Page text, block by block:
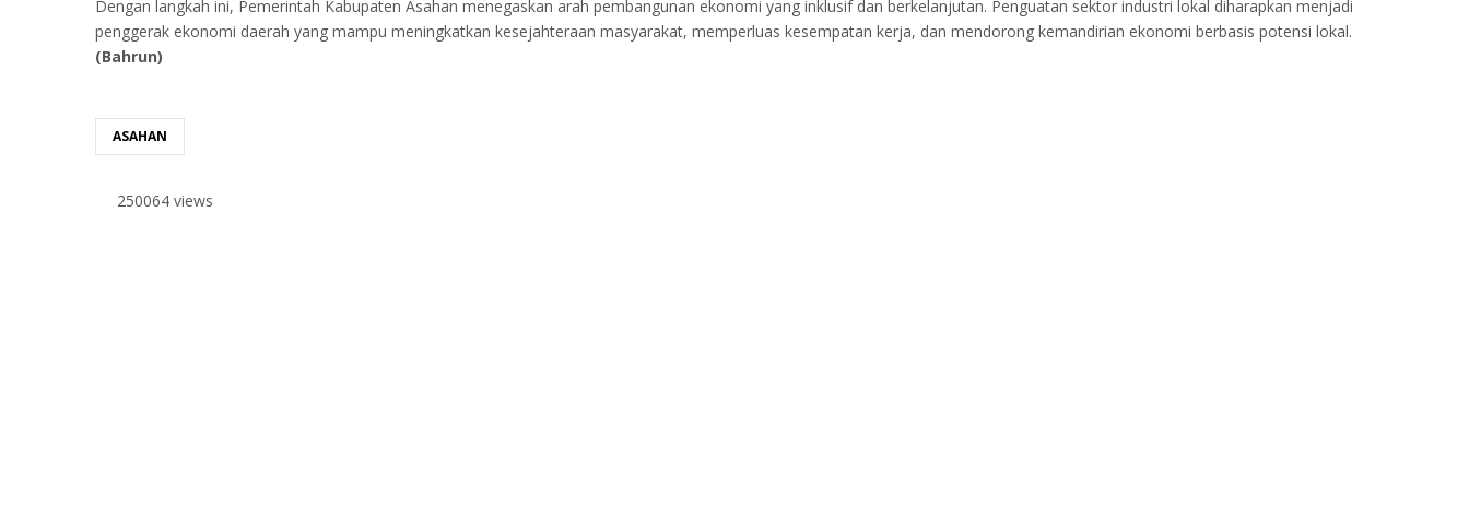
Dengan langkah ini, Pemerintah Kabupaten Asahan menegaskan arah pembangunan ekonomi yang inklusif dan berkelanjutan. Penguatan sektor industri lokal diharapkan menjadi
penggerak ekonomi daerah yang mampu meningkatkan kesejahteraan masyarakat, memperluas kesempatan kerja, dan mendorong kemandirian ekonomi berbasis potensi lokal.
(Bahrun)
ASAHAN
250064 views